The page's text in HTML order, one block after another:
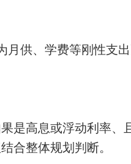
供、学费等刚性支
是高息或浮动利率、
合整体规划判断。